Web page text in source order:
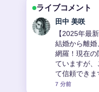
ライブコメント
中村 悠斗
池森秀一の
カル、そば研
活動、年齢
プ参加まで
ライブ更新を
9 分前